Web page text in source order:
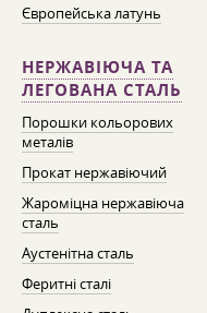
Європейська латунь
НЕРЖАВІЮЧА ТА
ЛЕГОВАНА СТАЛЬ
Порошки кольорових
металів
Прокат нержавіючий
Жароміцна нержавіюча
сталь
Аустенітна сталь
Феритні сталі